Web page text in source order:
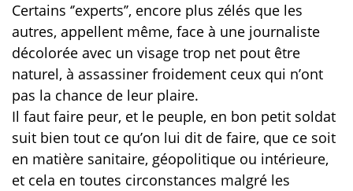
Certains ‘’experts’’, encore plus zélés que les
autres, appellent même, face à une journaliste
décolorée avec un visage trop net pout être
naturel, à assassiner froidement ceux qui n’ont
pas la chance de leur plaire.
Il faut faire peur, et le peuple, en bon petit soldat
suit bien tout ce qu’on lui dit de faire, que ce soit
en matière sanitaire, géopolitique ou intérieure,
et cela en toutes circonstances malgré les